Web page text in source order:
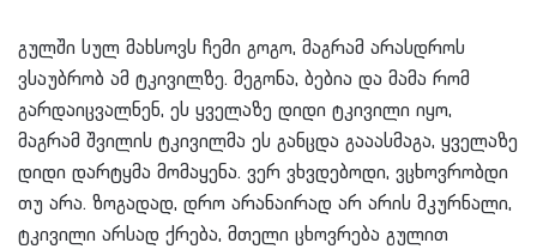
გულში სულ მახსოვს ჩემი გოგო, მაგრამ არასდროს
ვსაუბრობ ამ ტკივილზე. მეგონა, ბებია და მამა რომ
გარდაიცვალნენ, ეს ყველაზე დიდი ტკივილი იყო,
მაგრამ შვილის ტკივილმა ეს განცდა გააასმაგა, ყველაზე
დიდი დარტყმა მომაყენა. ვერ ვხვდებოდი, ვცხოვრობდი
თუ არა. ზოგადად, დრო არანაირად არ არის მკურნალი,
ტკივილი არსად ქრება, მთელი ცხოვრება გულით